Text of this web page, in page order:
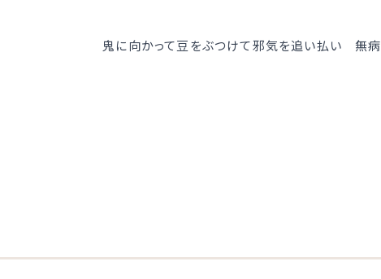
鬼に向かって豆をぶつけて邪気を追い払い 無